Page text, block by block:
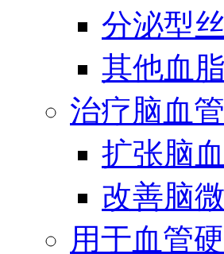
分泌型
其他血
治疗脑血
扩张脑
改善脑
用于血管